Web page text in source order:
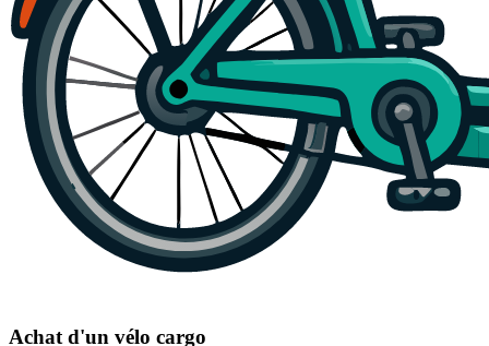
Achat d'un vélo cargo